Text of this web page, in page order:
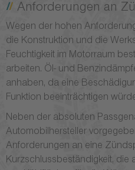
Anforderungen an
Wegen der hohen
die Konstruktion und die
Feuchtigkeit im Motorraum
arbeiten. Öl- und
anhaben, da eine
Funktion beeinträchtigen
Neben der absoluten
Automobilhersteller
Anforderungen an eine
Kurzschlussbeständigkeit, die